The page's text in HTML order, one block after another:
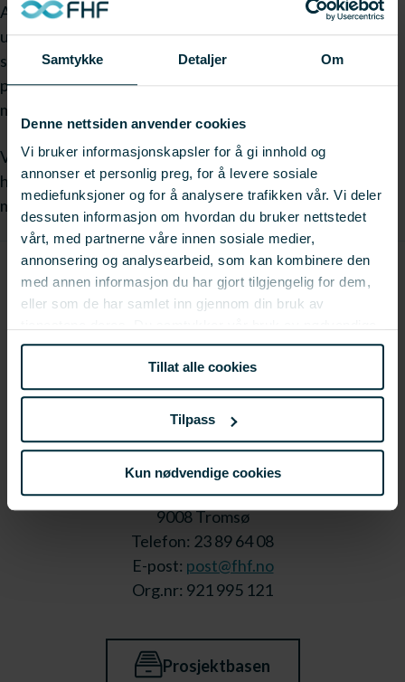
Samtykke Detaljer Om
Denne nettsiden anvender cookies
Vi bruker informasjonskapsler for å gi innhold og
annonser et personlig preg, for å levere sosiale
mediefunksjoner og for å analysere trafikken vår. Vi deler
dessuten informasjon om hvordan du bruker nettstedet
vårt, med partnerne våre innen sosiale medier,
annonsering og analysearbeid, som kan kombinere den
med annen informasjon du har gjort tilgjengelig for dem,
eller som de har samlet inn gjennom din bruk av
informasjonskapsler ved å bruke nettstedet vårt.
Tillat alle cookies
Tilpass
Kun nødvendige cookies
Ansatte og representanter for FHF vil bemanne standen
under messen og alle er hjertelig velkommen innom. På
standen vil informasjon fra bransjeforumene og om ulike
prosjekter bli presentert på storskjerm og i trykt
materiale.
Vi har også gjennomført en oppgradering av vår
hjemmeside og denne vil bli lansert på åpningsdagen av
messen. Vel møtt på stand D-322!
Stortorget 1,
9008 Tromsø
Telefon: 23 89 64 08
E-post: post@fhf.no
Org.nr: 921 995 121
Prosjektbasen